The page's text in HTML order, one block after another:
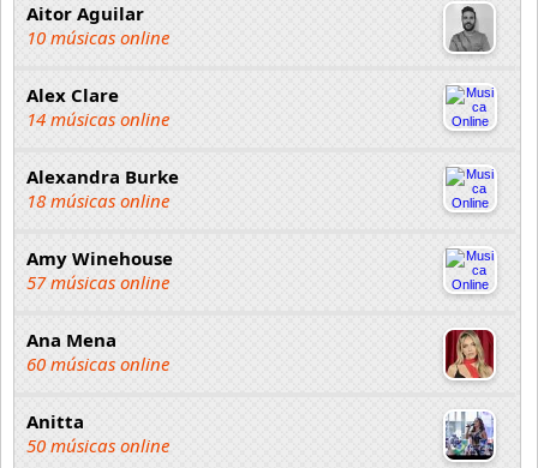
Aitor Aguilar
10 músicas online
Alex Clare
14 músicas online
Alexandra Burke
18 músicas online
Amy Winehouse
57 músicas online
Ana Mena
60 músicas online
Anitta
50 músicas online